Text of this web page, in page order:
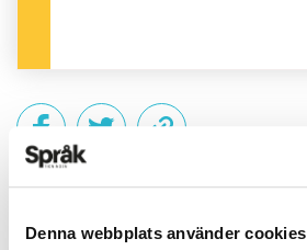
Denna webbplats använder cookies
PUBLICERAD 2010-04-01